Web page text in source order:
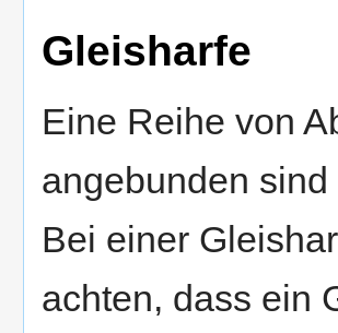
Gleisharfe
Eine Reihe von
angebunden
Bei einer
achten, dass ein